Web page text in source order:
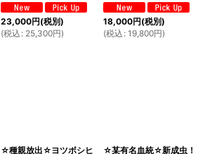
23,000円(税別)
(税込 : 25,300円)
18,000円(税別)
(税込 : 19,800円)
☆種親放出☆ヨツボシヒ ☆某有名血統☆新成虫！